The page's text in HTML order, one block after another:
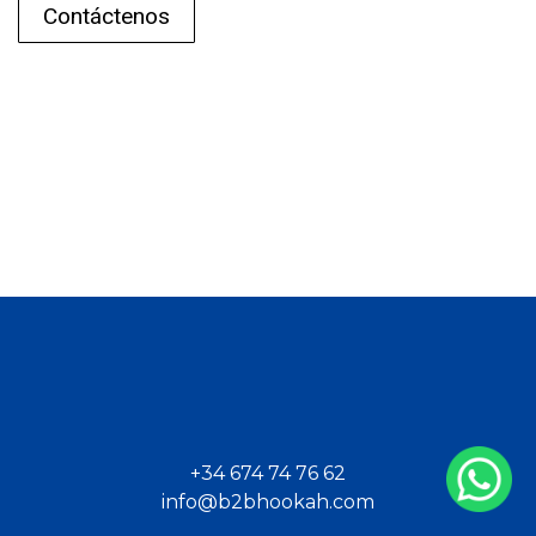
Contáctenos
+34 674 74 76 62
info@b2bhookah.com